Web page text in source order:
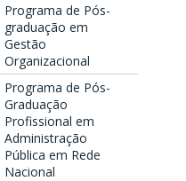
Programa de Pós-
graduação em
Gestão
Organizacional
Programa de Pós-
Graduação
Profissional em
Administração
Pública em Rede
Nacional